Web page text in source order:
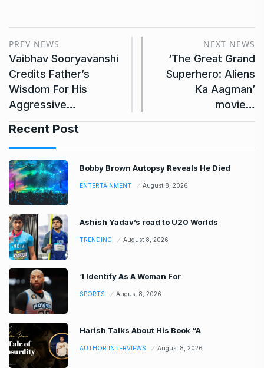
PREV NEWS
Vaibhav Sooryavanshi
Credits Father’s
Wisdom For His
Aggressive…
NEXT NEWS
‘The Great Grand
Superhero: Aliens
Ka Aagman’
movie…
Recent Post
Bobby Brown Autopsy Reveals He Died
ENTERTAINMENT August 8, 2026
Ashish Yadav’s road to U20 Worlds
TRENDING August 8, 2026
‘I Identify As A Woman For
SPORTS August 8, 2026
Harish Talks About His Book “A
AUTHOR INTERVIEWS August 8, 2026